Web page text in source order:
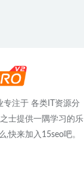
专注于 各类IT资源分
士提供一隅学习的乐
,快来加入15seo吧。